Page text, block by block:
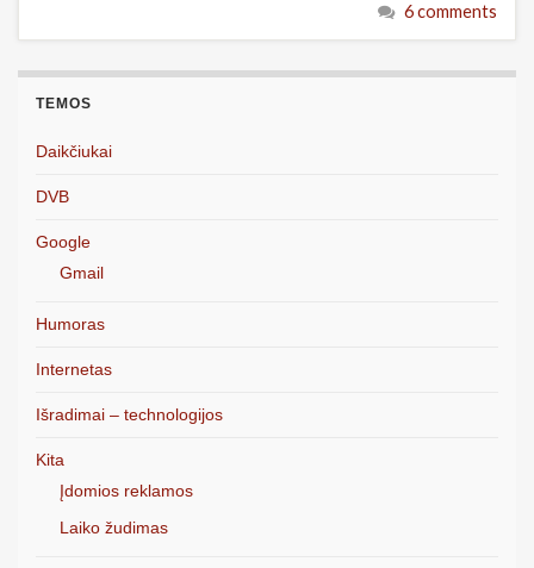
6 comments
TEMOS
Daikčiukai
DVB
Google
Gmail
Humoras
Internetas
Išradimai – technologijos
Kita
Įdomios reklamos
Laiko žudimas